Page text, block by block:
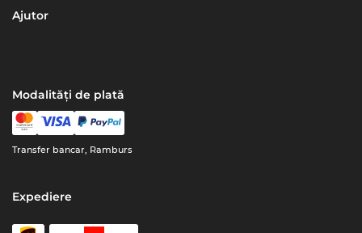
Ajutor
Modalități de plată
Transfer bancar, Ramburs
Expediere